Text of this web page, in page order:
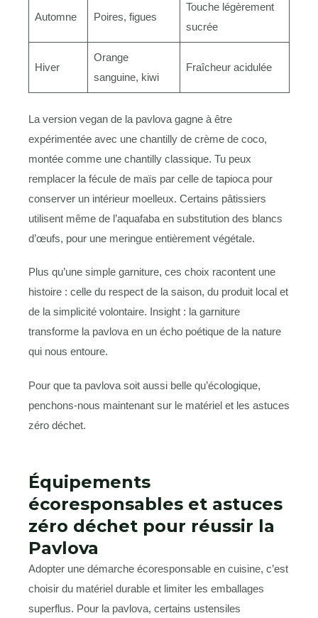
Automne Poires, figues
Touche légèrement
sucrée
Hiver
Orange
sanguine, kiwi
Fraîcheur acidulée
La version vegan de la pavlova gagne à être
expérimentée avec une chantilly de crème de coco,
montée comme une chantilly classique. Tu peux
remplacer la fécule de maïs par celle de tapioca pour
conserver un intérieur moelleux. Certains pâtissiers
utilisent même de l’aquafaba en substitution des blancs
d’œufs, pour une meringue entièrement végétale.
Plus qu’une simple garniture, ces choix racontent une
histoire : celle du respect de la saison, du produit local et
de la simplicité volontaire. Insight : la garniture
transforme la pavlova en un écho poétique de la nature
qui nous entoure.
Pour que ta pavlova soit aussi belle qu’écologique,
penchons-nous maintenant sur le matériel et les astuces
zéro déchet.
Équipements
écoresponsables et astuces
zéro déchet pour réussir la
Pavlova
Adopter une démarche écoresponsable en cuisine, c’est
choisir du matériel durable et limiter les emballages
superflus. Pour la pavlova, certains ustensiles